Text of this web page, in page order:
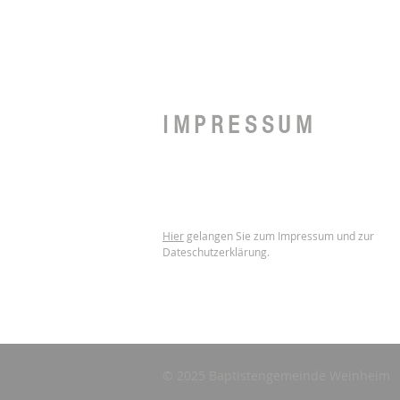
IMPRESSUM
Hier gelangen Sie zum Impressum und zur
Dateschutzerklärung.